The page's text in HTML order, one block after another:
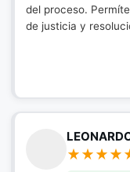
del proceso.
de justicia y